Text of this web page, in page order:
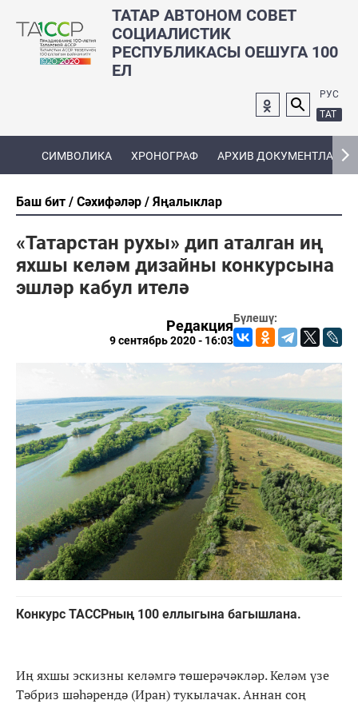
ТАТАР АВТОНОМ СОВЕТ
СОЦИАЛИСТИК
РЕСПУБЛИКАСЫ ОЕШУГА 100
ЕЛ
РУС
ТАТ
СИМВОЛИКА ХРОНОГРАФ АРХИВ ДОКУМЕНТЛАРЫ
Баш бит Сәхифәләр Яңалыклар
«Татарстан рухы» дип аталган иң
яхшы келәм дизайны конкурсына
эшләр кабул ителә
Бүлешү:
Редакция
9 сентябрь 2020 - 16:03
Конкурс ТАССРның 100 еллыгына багышлана.
Иң яхшы эскизны келәмгә төшерәчәкләр. Келәм үзе
Тәбриз шәһәрендә (Иран) тукылачак. Аннан соң